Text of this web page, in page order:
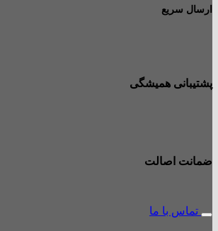
ارسال سریع
پشتیبانی همیشگی
ضمانت اصالت
تماس با ما